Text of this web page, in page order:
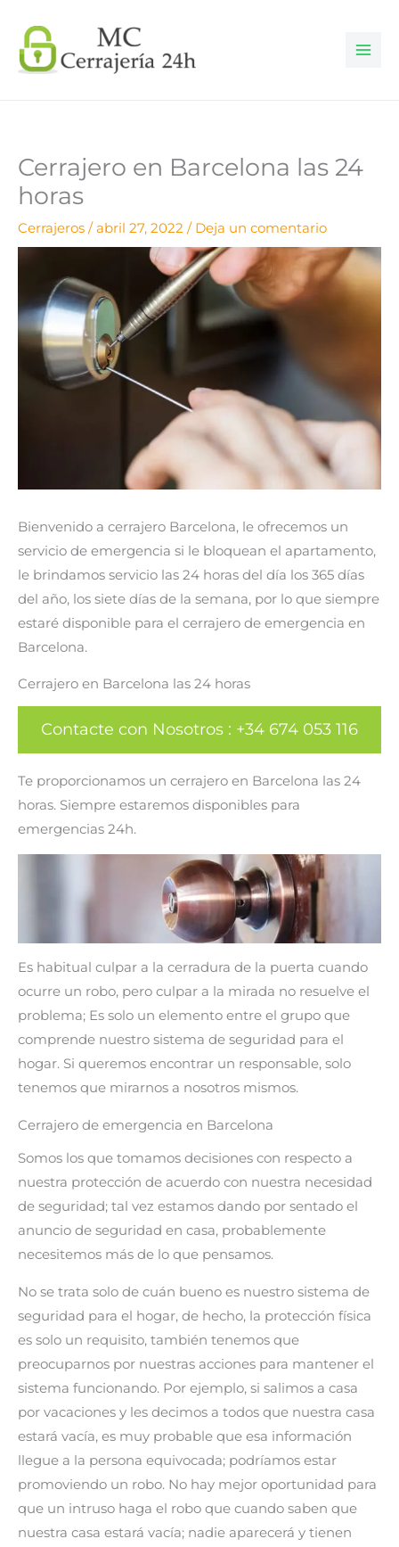
contenido
Cerrajero en Barcelona las 24
horas
Cerrajeros /abril 27, 2022 / Deja un comentario
Bienvenido a cerrajero Barcelona, ​​le ofrecemos un
servicio de emergencia si le bloquean el apartamento,
le brindamos servicio las 24 horas del día los 365 días
del año, los siete días de la semana, por lo que siempre
estaré disponible para el cerrajero de emergencia en
Barcelona.
Cerrajero en Barcelona las 24 horas
Contacte con Nosotros : +34 674 053 116
Te proporcionamos un cerrajero en Barcelona las 24
horas. Siempre estaremos disponibles para
emergencias 24h.
Es habitual culpar a la cerradura de la puerta cuando
ocurre un robo, pero culpar a la mirada no resuelve el
problema; Es solo un elemento entre el grupo que
comprende nuestro sistema de seguridad para el
hogar. Si queremos encontrar un responsable, solo
tenemos que mirarnos a nosotros mismos.
Cerrajero de emergencia en Barcelona
Somos los que tomamos decisiones con respecto a
nuestra protección de acuerdo con nuestra necesidad
de seguridad; tal vez estamos dando por sentado el
anuncio de seguridad en casa, probablemente
necesitemos más de lo que pensamos.
No se trata solo de cuán bueno es nuestro sistema de
seguridad para el hogar, de hecho, la protección física
es solo un requisito, también tenemos que
preocuparnos por nuestras acciones para mantener el
sistema funcionando. Por ejemplo, si salimos a casa
por vacaciones y les decimos a todos que nuestra casa
estará vacía, es muy probable que esa información
llegue a la persona equivocada; podríamos estar
promoviendo un robo. No hay mejor oportunidad para
que un intruso haga el robo que cuando saben que
nuestra casa estará vacía; nadie aparecerá y tienen